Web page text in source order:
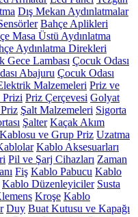
Dış Mekan Aydınlatmalar
Bahçe Aplikleri
Masa Üstü Aydınlatma
Aydınlatma Direkleri
Gece Lambası Çocuk Odası
Abajuru Çocuk Odası
Malzemeleri Priz ve
Prizi Priz Çerçevesi Golyat
Şalt Malzemeleri Sigorta
Şalter Kaçak Akım
ve Grup Priz Uzatma
Kablo Aksesuarları
Pil ve Şarj Cihazları Zaman
Fiş Kablo Pabucu Kablo
Kablo Düzenleyiciler Susta
Kroşe Kablo
Duy Buat Kutusu ve Kapağı